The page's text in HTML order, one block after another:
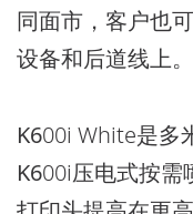
同面市，客户也
设备和后道线上。
K600i White是多
K600i压电式按需